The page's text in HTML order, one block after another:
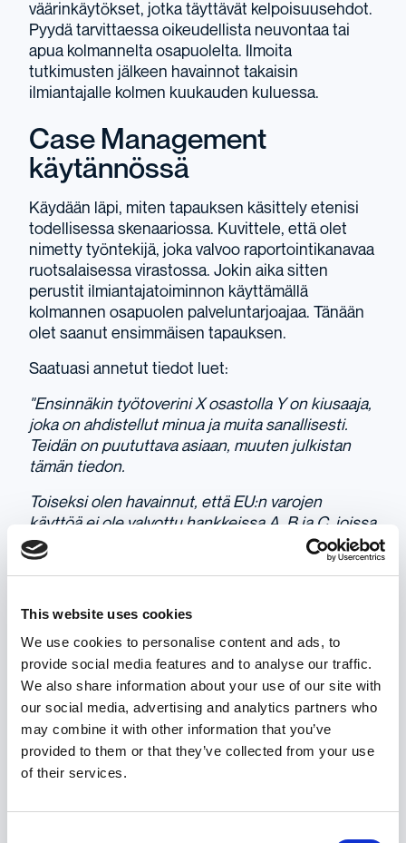
This website uses cookies
We use cookies to personalise content and ads, to
provide social media features and to analyse our traffic.
We also share information about your use of our site with
our social media, advertising and analytics partners who
may combine it with other information that you’ve
provided to them or that they’ve collected from your use
of their services.
väärinkäytökset, jotka täyttävät kelpoisuusehdot.
Pyydä tarvittaessa oikeudellista neuvontaa tai
apua kolmannelta osapuolelta. Ilmoita
tutkimusten jälkeen havainnot takaisin
ilmiantajalle kolmen kuukauden kuluessa.
Case Management
käytännössä
Käydään läpi, miten tapauksen käsittely etenisi
todellisessa skenaariossa. Kuvittele, että olet
nimetty työntekijä, joka valvoo raportointikanavaa
ruotsalaisessa virastossa. Jokin aika sitten
perustit ilmiantajatoiminnon käyttämällä
kolmannen osapuolen palveluntarjoajaa. Tänään
olet saanut ensimmäisen tapauksen.
Saatuasi annetut tiedot luet:
"Ensinnäkin työtoverini X osastolla Y on kiusaaja,
joka on ahdistellut minua ja muita sanallisesti.
Teidän on puututtava asiaan, muuten julkistan
tämän tiedon.
Toiseksi olen havainnut, että EU:n varojen
käyttöä ei ole valvottu hankkeissa A, B ja C, joissa
toimin hallintovirkamiehenä useita kuukausia.
Aluksi epäselvästi, mutta nyt olen varma, että
siihen, että kussakin hankkeessa jää euroja
Tässä on yhteenveto seuraavista toimistasi:
Ilmoitat
viipymättä (7 päivän kuluessa), että olet
vastaanottanut asian.
2.Arvioi tapausja päätä tutkinnan
lähestymistavasta:
Päättelette, että ensimmäinen asia on epäilty